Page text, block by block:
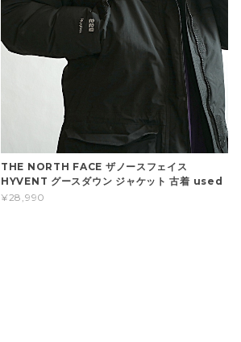
THE NORTH FACE ザノースフェイス
HYVENT グースダウン ジャケット 古着 used
¥28,990